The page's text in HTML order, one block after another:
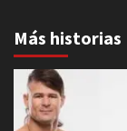
Más historias